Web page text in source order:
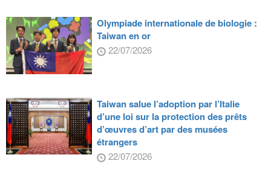
Olympiade internationale de biologie :
Taiwan en or
22/07/2026
Taiwan salue l’adoption par l’Italie
d’une loi sur la protection des prêts
d’œuvres d’art par des musées
étrangers
22/07/2026